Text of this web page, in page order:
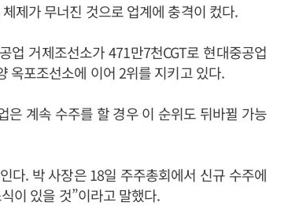
제가 무너진 것으로 업계에 충격이 컸다.
업 거제조선소가 471만7천CGT로 현대중공업
옥포조선소에 이어 2위를 지키고 있다.
은 계속 수주를 할 경우 이 순위도 뒤바뀔 가능
다. 박 사장은 18일 주주총회에서 신규 수주에
이 있을 것”이라고 말했다.